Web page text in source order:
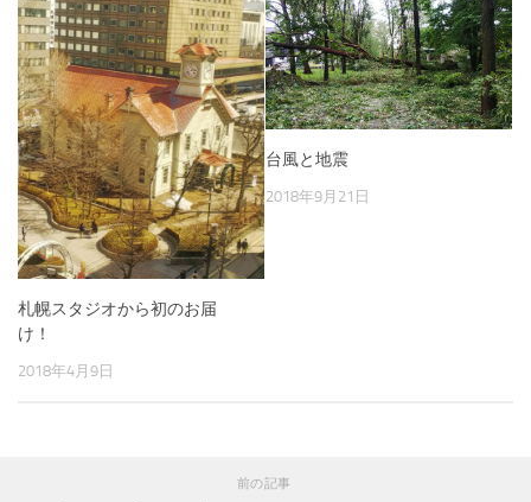
札幌スタジオから初のお届
け！
2018年4月9日
台風と地震
2018年9月21日
前の記事